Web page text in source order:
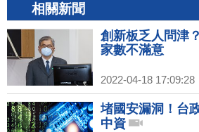
相關新聞
創新板乏人問津
家數不滿意
2022-04-18 17:09:28
堵國安漏洞！台
中資